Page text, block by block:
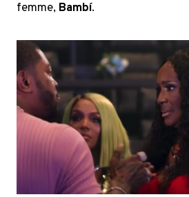
femme, Bambí.